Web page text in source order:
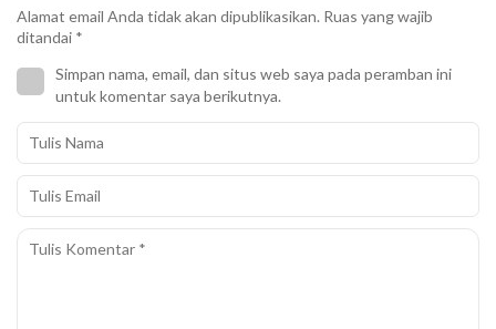
Alamat email Anda tidak akan dipublikasikan. Ruas yang wajib
ditandai *
Simpan nama, email, dan situs web saya pada peramban ini
untuk komentar saya berikutnya.